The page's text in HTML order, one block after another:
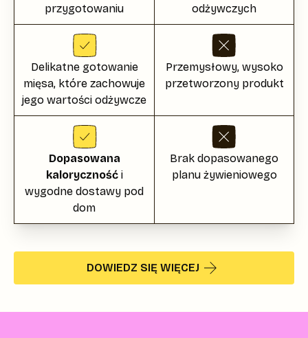
przygotowaniu
odżywczych
Delikatne gotowanie
mięsa, które zachowuje
jego wartości odżywcze
Przemysłowy, wysoko
przetworzony produkt
Dopasowana
kalorycznośći
wygodne dostawy pod
dom
Brak dopasowanego
planu żywieniowego
DOWIEDZ SIĘ WIĘCEJ